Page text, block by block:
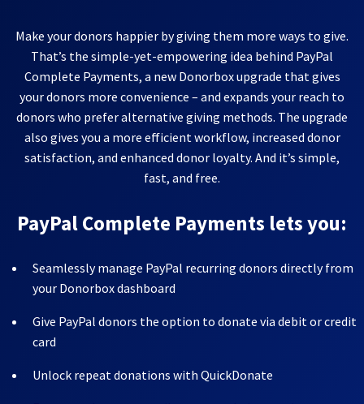
Make your donors happier by giving them more ways to give.
That’s the simple-yet-empowering idea behind PayPal
Complete Payments, a new Donorbox upgrade that gives
your donors more convenience – and expands your reach to
donors who prefer alternative giving methods. The upgrade
also gives you a more efficient workflow, increased donor
satisfaction, and enhanced donor loyalty. And it’s simple,
fast, and free.
PayPal Complete Payments lets you:
Seamlessly manage PayPal recurring donors directly from
your Donorbox dashboard
Give PayPal donors the option to donate via debit or credit
card
Unlock repeat donations with QuickDonate